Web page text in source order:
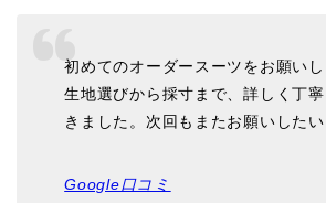
初めてのオーダースーツをお願いし
生地選びから採寸まで、詳しく丁
きました。次回もまたお願いしたい
Google口コミ